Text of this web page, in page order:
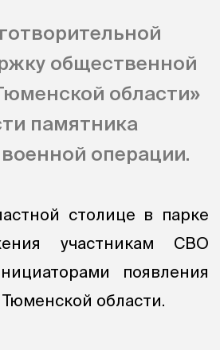
общественной
области»
памятника
операции.
столице в парке
участникам СВО
появления
области.